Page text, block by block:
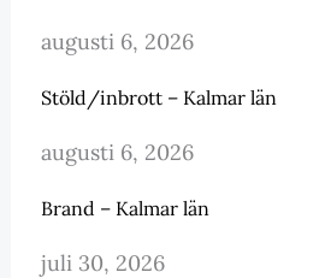
augusti 6, 2026
Stöld/inbrott – Kalmar län
augusti 6, 2026
Brand – Kalmar län
juli 30, 2026